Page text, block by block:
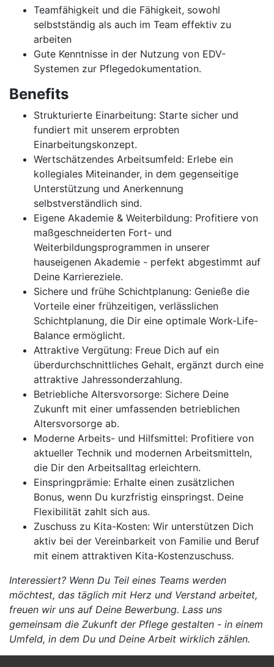
Teamfähigkeit und die Fähigkeit, sowohl
selbstständig als auch im Team effektiv zu
arbeiten
Gute Kenntnisse in der Nutzung von EDV-
Systemen zur Pflegedokumentation.
Benefits
Strukturierte Einarbeitung: Starte sicher und
fundiert mit unserem erprobten
Einarbeitungskonzept.
Wertschätzendes Arbeitsumfeld: Erlebe ein
kollegiales Miteinander, in dem gegenseitige
Unterstützung und Anerkennung
selbstverständlich sind.
Eigene Akademie & Weiterbildung: Profitiere von
maßgeschneiderten Fort- und
Weiterbildungsprogrammen in unserer
hauseigenen Akademie - perfekt abgestimmt auf
Deine Karriereziele.
Sichere und frühe Schichtplanung: Genieße die
Vorteile einer frühzeitigen, verlässlichen
Schichtplanung, die Dir eine optimale Work-Life-
Balance ermöglicht.
Attraktive Vergütung: Freue Dich auf ein
überdurchschnittliches Gehalt, ergänzt durch eine
attraktive Jahressonderzahlung.
Betriebliche Altersvorsorge: Sichere Deine
Zukunft mit einer umfassenden betrieblichen
Altersvorsorge ab.
Moderne Arbeits- und Hilfsmittel: Profitiere von
aktueller Technik und modernen Arbeitsmitteln,
die Dir den Arbeitsalltag erleichtern.
Einspringprämie: Erhalte einen zusätzlichen
Bonus, wenn Du kurzfristig einspringst. Deine
Flexibilität zahlt sich aus.
Zuschuss zu Kita-Kosten: Wir unterstützen Dich
aktiv bei der Vereinbarkeit von Familie und Beruf
mit einem attraktiven Kita-Kostenzuschuss.
Interessiert? Wenn Du Teil eines Teams werden
möchtest, das täglich mit Herz und Verstand arbeitet,
freuen wir uns auf Deine Bewerbung. Lass uns
gemeinsam die Zukunft der Pflege gestalten - in einem
Umfeld, in dem Du und Deine Arbeit wirklich zählen.